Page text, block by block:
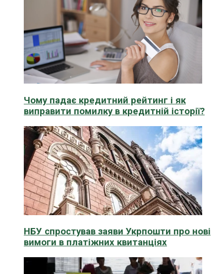
Чому падає кредитний рейтинг і як
виправити помилку в кредитній історії?
НБУ спростував заяви Укрпошти про нові
вимоги в платіжних квитанціях